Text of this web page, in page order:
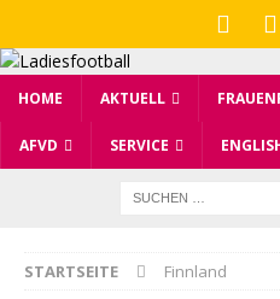
HOME AKTUELL
AFVD SERVICE
STARTSEITE Finnland